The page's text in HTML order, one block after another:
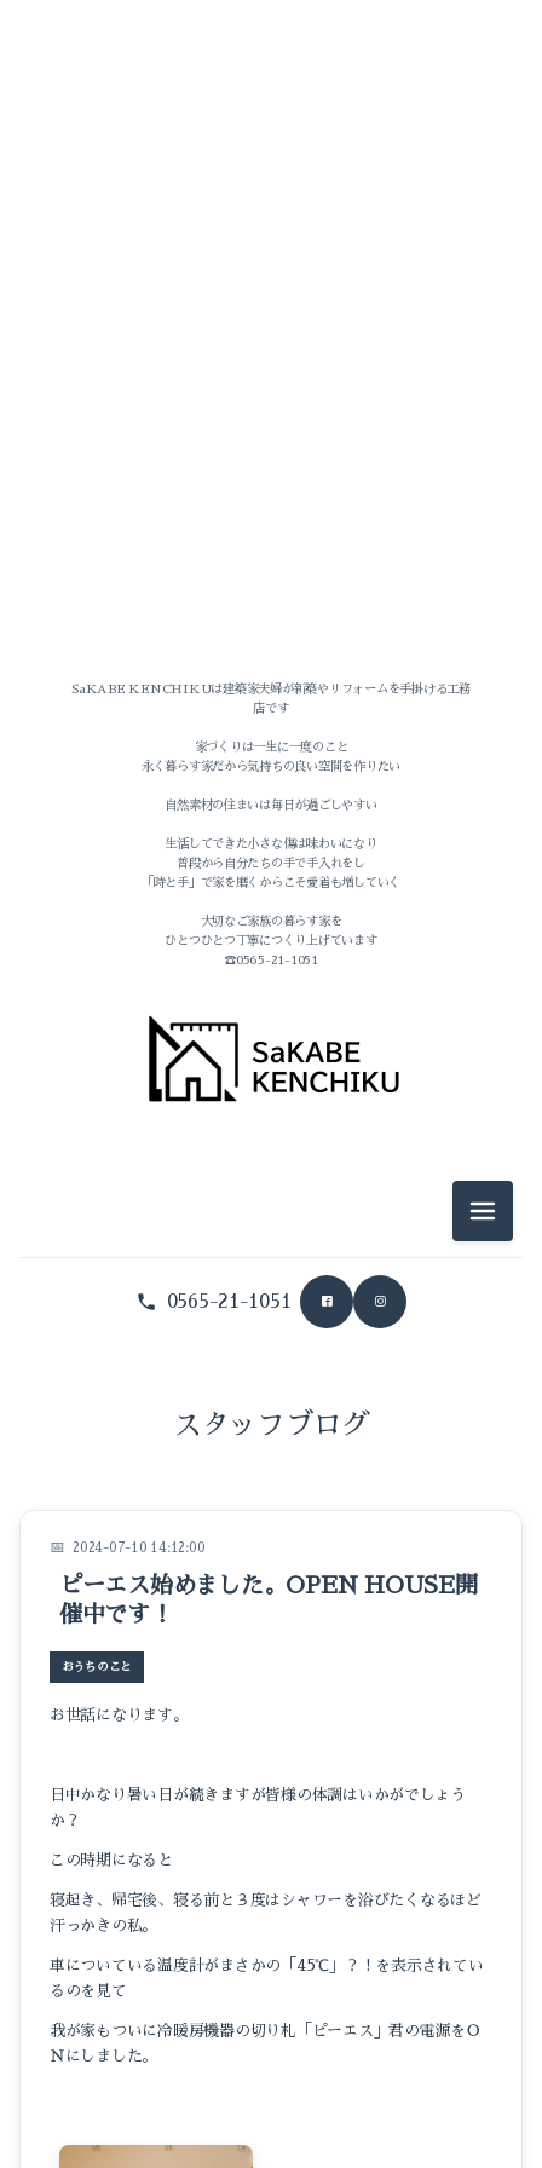
家づくり
旅のこと
0565-21-1051
SaKABE KENCHIKUは建築家夫婦が新築やリフォームを手掛ける工務
店です
家づくりは一生に一度のこと
永く暮らす家だから気持ちの良い空間を作りたい
自然素材の住まいは毎日が過ごしやすい
生活してできた小さな傷は味わいになり
普段から自分たちの手で手入れをし
「時と手」で家を磨くからこそ愛着も増していく
大切なご家族の暮らす家を
ひとつひとつ丁寧につくり上げています
☎0565-21-1051
メニュ
スタッフブログ
2024-07-10 14:12:00
ピーエス始めました。OPEN HOUSE開
催中です！
おうちのこと
お世話になります。
日中かなり暑い日が続きますが皆様の体調はいかがでしょう
か？
この時期になると
寝起き、帰宅後、寝る前と３度はシャワーを浴びたくなるほど
汗っかきの私。
車についている温度計がまさかの「45℃」？！を表示されてい
るのを見て
我が家もついに冷暖房機器の切り札「ピーエス」君の電源をＯ
Ｎにしました。